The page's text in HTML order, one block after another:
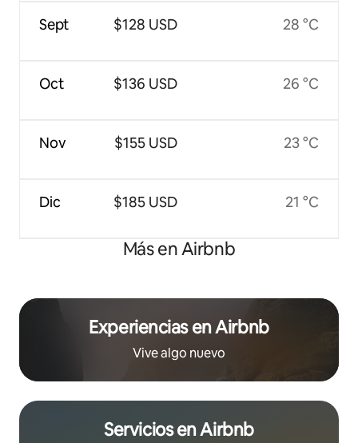
Sept
Oct
Nov
Dic
$128 USD
$136 USD
$155 USD
$185 USD
28 °C
26 °C
23 °C
21 °C
Más en Airbnb
Experiencias en Airbnb
Vive algo nuevo
Servicios en Airbnb